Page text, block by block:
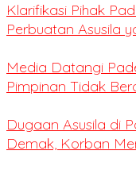
Klarifikasi Pihak
Perbuatan Asusila
Media Datangi
Pimpinan Tidak
Dugaan Asusila di
Demak, Korban